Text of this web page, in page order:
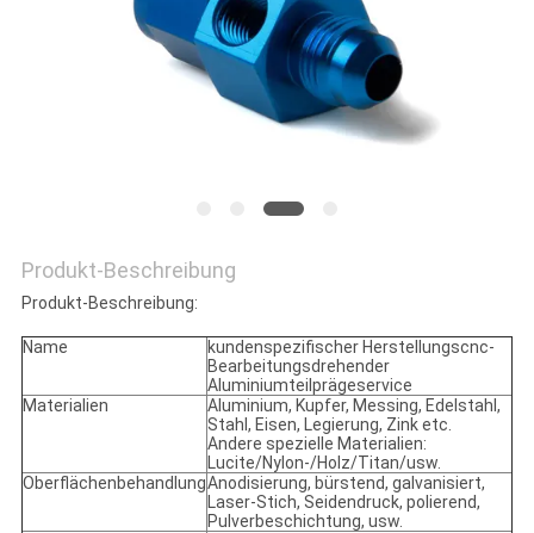
Produkt-Beschreibung
Produkt-Beschreibung:
Name
kundenspezifischer Herstellungscnc-
Bearbeitungsdrehender
Aluminiumteilprägeservice
Materialien
Aluminium, Kupfer, Messing, Edelstahl,
Stahl, Eisen, Legierung, Zink etc.
Andere spezielle Materialien:
Lucite/Nylon-/Holz/Titan/usw.
OberflächenbehandlungAnodisierung, bürstend, galvanisiert,
Laser-Stich, Seidendruck, polierend,
Pulverbeschichtung, usw.